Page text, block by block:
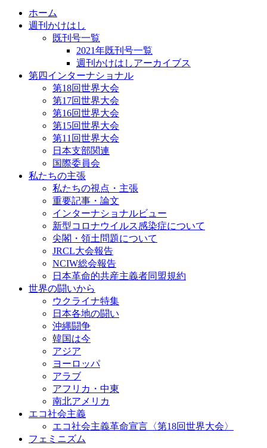
ホーム
週刊かけはし
既刊号一覧
2021年既刊号一覧
週刊かけはしアーカイブス
第四インターナショナル
第18回世界大会
第17回世界大会
第16回世界大会
第15回世界大会
第11回世界大会
日本支部関連
国際委員会
私たちの主張
私たちの視点・主張
重要記事・論文
インターナショナルビュー
新型コロナウイルス感染症について
尖閣・領土問題について
JRCL大会報告
NCIW総会報告
日本革命的共産主義者同盟規約
世界の闘いから
ウクライナ特集
日本各地の闘い
沖縄闘争
韓国は今
アジア
ヨーロッパ
アラブ
アフリカ・中東
南北アメリカ
エコ社会主義
エコ社会主義革命宣言〈第18回世界大会〉
フェミニズム